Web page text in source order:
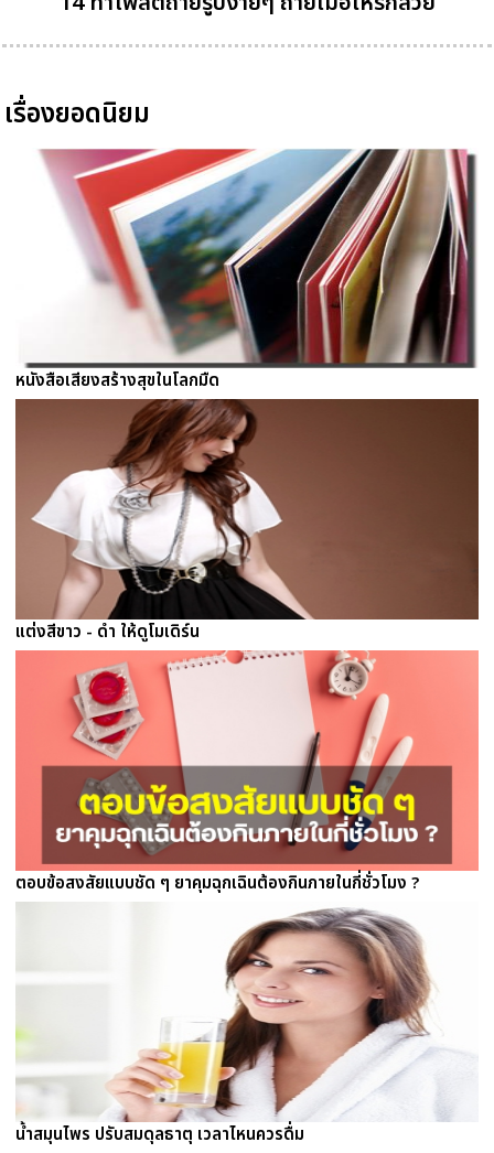
เรื่องยอดนิยม
หนังสือเสียงสร้างสุขในโลกมืด
แต่งสีขาว - ดำ ให้ดูโมเดิร์น
ตอบข้อสงสัยแบบชัด ๆ ยาคุมฉุกเฉินต้องกินภายในกี่ชั่วโมง ?
น้ำสมุนไพร ปรับสมดุลธาตุ เวลาไหนควรดื่ม